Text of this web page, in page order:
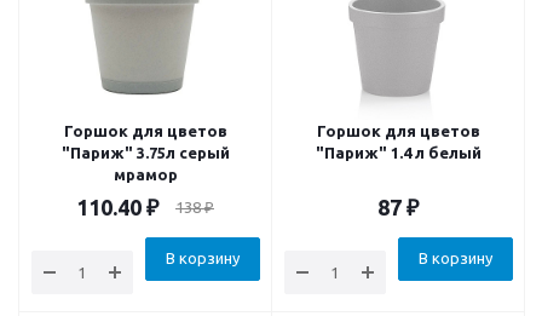
Горшок для цветов
"Париж" 3.75л серый
мрамор
110.40 ₽ 138₽
В корзину
Горшок для цветов
"Париж" 1.4 л белый
87 ₽
В корзину